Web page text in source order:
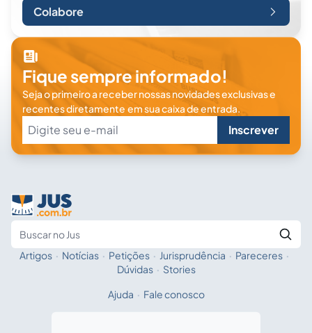
Colabore
Fique sempre informado!
Seja o primeiro a receber nossas novidades exclusivas e
recentes diretamente em sua caixa de entrada.
Inscrever
Fale com a IA
Artigos · Notícias · Petições · Jurisprudência · Pareceres ·
Dúvidas · Stories
Ajuda · Fale conosco